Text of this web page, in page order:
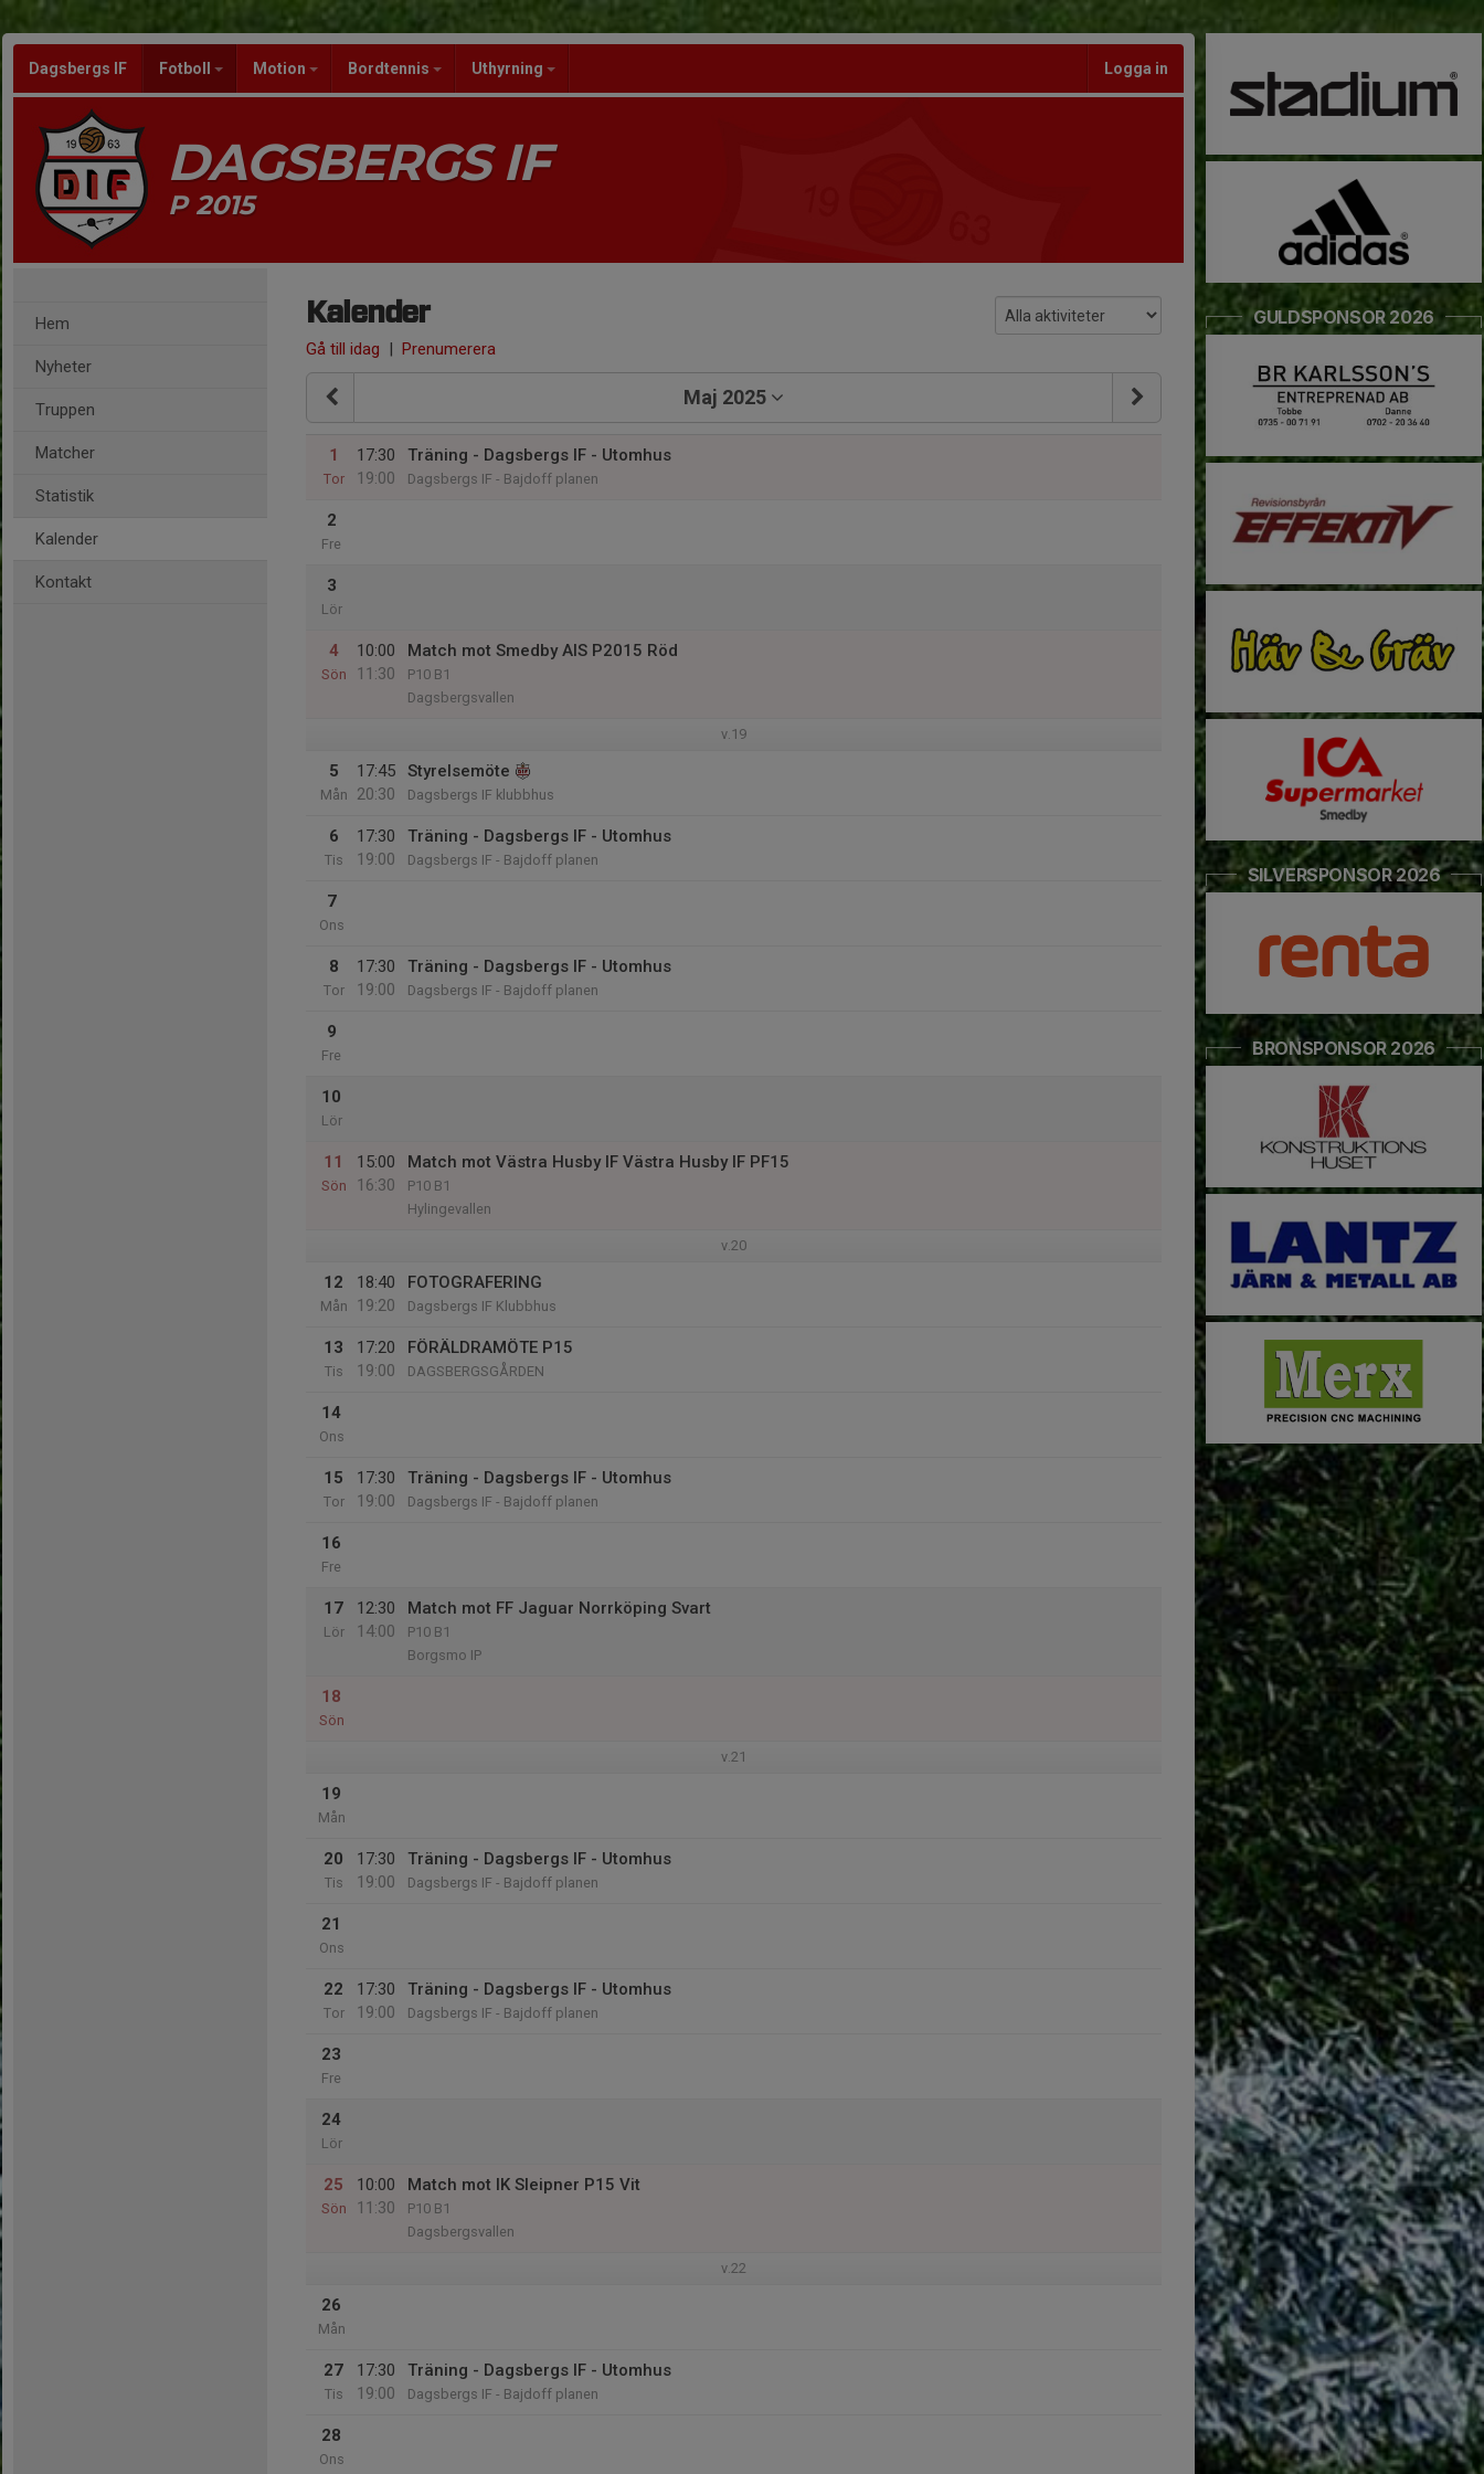
Dagsbergs IF Fotboll Motion Bordtennis Uthyrning Logga in
DAGSBERGS IF
P 2015
Hem
Nyheter
Truppen
Matcher
Statistik
Kalender
Kontakt
Kalender
Gå till idag | Prenumerera
Maj 2025
1
Tor
17:30
19:00
Träning - Dagsbergs IF - Utomhus
Dagsbergs IF - Bajdoff planen
2
Fre
3
Lör
4
Sön
10:00
11:30
Match mot Smedby AIS P2015 Röd
P10 B1
Dagsbergsvallen
v.19
5
Mån
17:45
20:30
Styrelsemöte
Dagsbergs IF klubbhus
6
Tis
17:30
19:00
Träning - Dagsbergs IF - Utomhus
Dagsbergs IF - Bajdoff planen
7
Ons
8
Tor
17:30
19:00
Träning - Dagsbergs IF - Utomhus
Dagsbergs IF - Bajdoff planen
9
Fre
10
Lör
11
Sön
15:00
16:30
Match mot Västra Husby IF Västra Husby IF PF15
P10 B1
Hylingevallen
v.20
12
Mån
18:40
19:20
FOTOGRAFERING
Dagsbergs IF Klubbhus
13
Tis
17:20
19:00
FÖRÄLDRAMÖTE P15
DAGSBERGSGÅRDEN
14
Ons
15
Tor
17:30
19:00
Träning - Dagsbergs IF - Utomhus
Dagsbergs IF - Bajdoff planen
16
Fre
17
Lör
12:30
14:00
Match mot FF Jaguar Norrköping Svart
P10 B1
Borgsmo IP
18
Sön
v.21
19
Mån
20
Tis
17:30
19:00
Träning - Dagsbergs IF - Utomhus
Dagsbergs IF - Bajdoff planen
21
Ons
22
Tor
17:30
19:00
Träning - Dagsbergs IF - Utomhus
Dagsbergs IF - Bajdoff planen
23
Fre
24
Lör
25
Sön
10:00
11:30
Match mot IK Sleipner P15 Vit
P10 B1
Dagsbergsvallen
v.22
26
Mån
27
Tis
17:30
19:00
Träning - Dagsbergs IF - Utomhus
Dagsbergs IF - Bajdoff planen
28
Ons
GULDSPONSOR 2026
SILVERSPONSOR 2026
BRONSPONSOR 2026